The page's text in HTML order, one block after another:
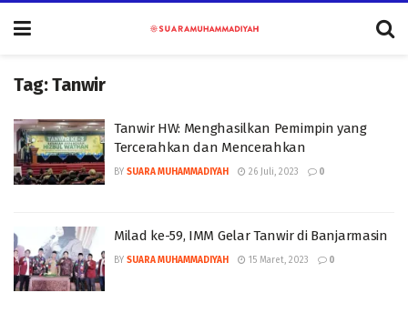
Tag:Tanwir
Tanwir HW: Menghasilkan Pemimpin yang
Tercerahkan dan Mencerahkan
BY SUARA MUHAMMADIYAH 26 Juli, 2023 0
Milad ke-59, IMM Gelar Tanwir di Banjarmasin
BY SUARA MUHAMMADIYAH 15 Maret, 2023 0